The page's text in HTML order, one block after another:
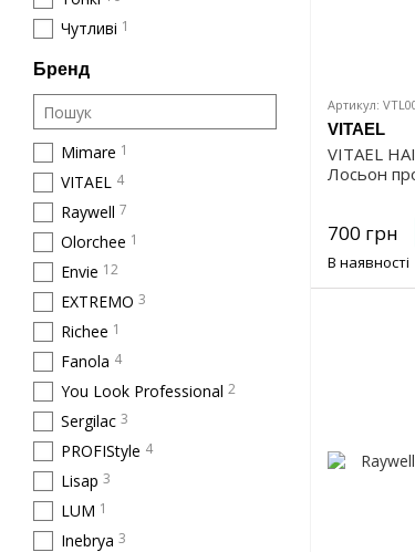
Артикул:
VITAEL
VITAEL
Лосьон
700 грн
В наявності
Чутливі 1
Бренд
Mimare 1
VITAEL 4
Raywell 7
Olorchee 1
Envie 12
EXTREMO 3
Richee 1
Fanola 4
You Look Professional 2
Sergilac 3
PROFIStyle 4
Lisap 3
LUM 1
Inebrya 3